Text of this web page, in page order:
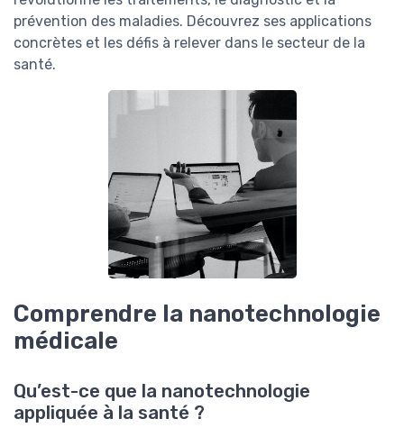
prévention des maladies. Découvrez ses applications
concrètes et les défis à relever dans le secteur de la
santé.
Comprendre la nanotechnologie
médicale
Qu’est-ce que la nanotechnologie
appliquée à la santé ?